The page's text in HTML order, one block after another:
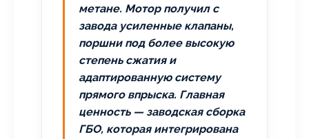
метане. Мотор получил с
завода усиленные клапаны,
поршни под более высокую
степень сжатия и
адаптированную систему
прямого впрыска. Главная
ценность — заводская сборка
ГБО, которая интегрирована